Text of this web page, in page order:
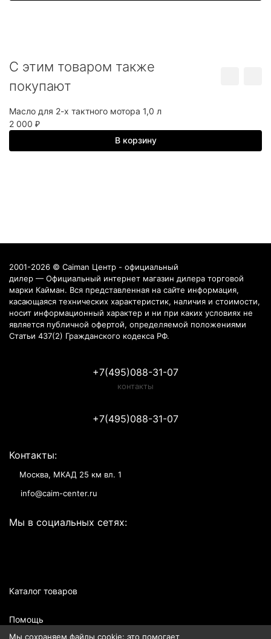
C этим товаром также
покупают
Масло для 2-х тактного мотора 1,0 л
2 000 ₽
В корзину
2001-2026 © Caiman Центр - официальный
дилер — Официальный интернет магазин дилера торговой
марки Кайман. Вся представленная на сайте информация,
касающаяся технических характеристик, наличия и стоимости,
носит информационный характер и ни при каких условиях не
является публичной офертой, определяемой положениями
Статьи 437(2) Гражданского кодекса РФ.
+7(495)088-31-07
контакты
+7(495)088-31-07
Контакты:
Москва, МКАД 25 км вл. 1
info@caim-center.ru
Мы в социальных сетях:
Каталог товаров
Помощь
Мы сохраняем файлы cookie: это помогает